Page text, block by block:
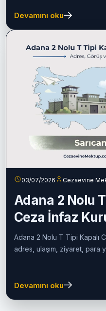
Devamını oku
03/07/2026 Cezaevine
Adana 2 Nolu
Ceza İnfaz
Güncel
Adana 2 Nolu T Tipi Kapalı
adres, ulaşım, ziyaret, para
Devamını oku